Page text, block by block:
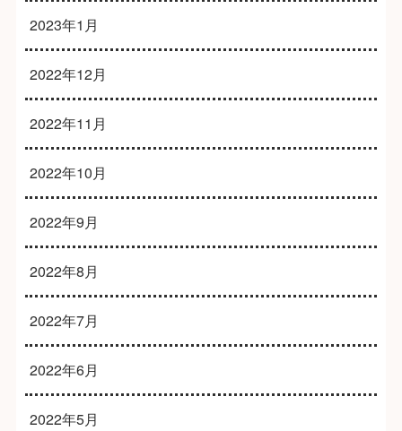
2023年1月
2022年12月
2022年11月
2022年10月
2022年9月
2022年8月
2022年7月
2022年6月
2022年5月